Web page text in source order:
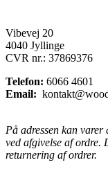
Vibevej 20
4040 Jyllinge
CVR nr.: 37869376
Telefon: 6066 4601
Email:
På adressen kan
ved afgivelse af ordre.
returnering af ordrer.